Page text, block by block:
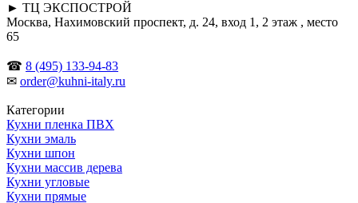
► ТЦ ЭКСПОСТРОЙ
Москва, Нахимовский проспект, д. 24, вход 1, 2 этаж , место
65
☎ 8 (495) 133-94-83
✉ order@kuhni-italy.ru
Категории
Кухни пленка ПВХ
Кухни эмаль
Кухни шпон
Кухни массив дерева
Кухни угловые
Кухни прямые